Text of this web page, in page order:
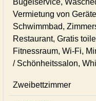
Bügelservice,
Vermietung von
Schwimmbad,
Restaurant, Gratis
Fitnessraum, Wi-Fi,
/ Schönheitssalon,
Zweibettzimmer